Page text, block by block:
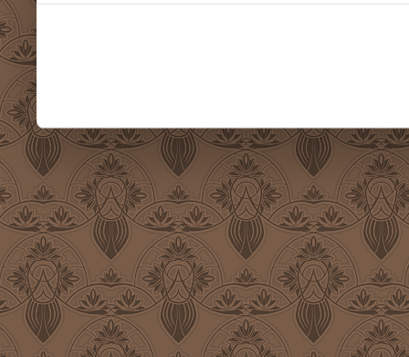
haben oder die sie im
gesammelt haben.